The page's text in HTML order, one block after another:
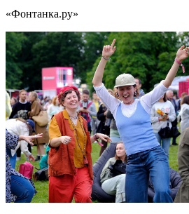
«Фонтанка.ру»